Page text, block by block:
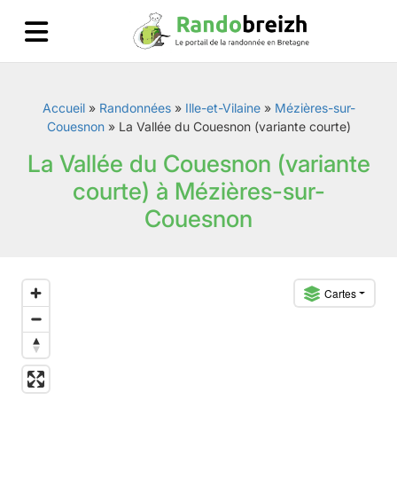
Accueil» Randonnées» Ille-et-Vilaine» Mézières-sur-
Couesnon» La Vallée du Couesnon (variante courte)
La Vallée du Couesnon (variante
courte) à Mézières-sur-
Couesnon
Cartes